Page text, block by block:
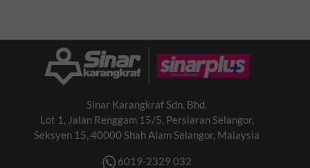
Sinar Karangkraf Sdn. Bhd.
Lot 1, Jalan Renggam 15/5, Persiaran Selangor,
Seksyen 15, 40000 Shah Alam Selangor, Malaysia
6019-2329 032